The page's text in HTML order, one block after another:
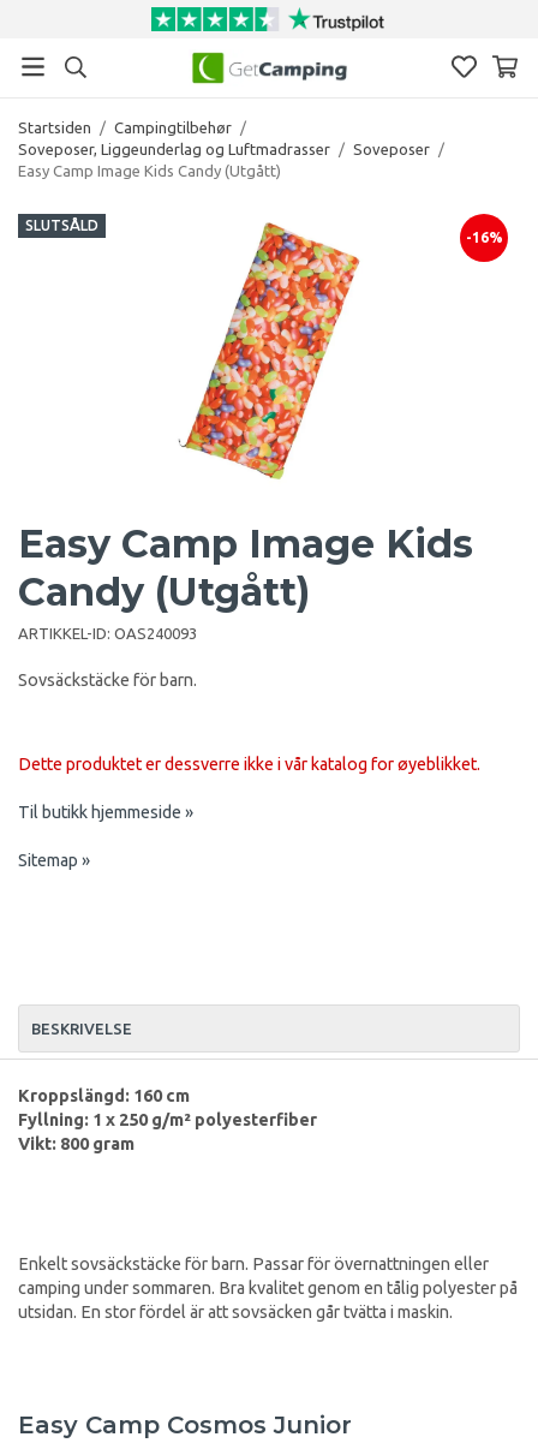
Startsiden / Campingtilbehør /
Soveposer, Liggeunderlag og Luftmadrasser / Soveposer /
Easy Camp Image Kids Candy (Utgått)
SLUTSÅLD
-16%
Easy Camp Image Kids
Candy (Utgått)
ARTIKKEL-ID: OAS240093
Sovsäckstäcke för barn.
Dette produktet er dessverre ikke i vår katalog for øyeblikket.
Til butikk hjemmeside »
Sitemap »
BESKRIVELSE
Kroppslängd: 160 cm
Fyllning: 1 x 250 g/m² polyesterfiber
Vikt: 800 gram
Enkelt sovsäckstäcke för barn. Passar för övernattningen eller
camping under sommaren. Bra kvalitet genom en tålig polyester på
utsidan. En stor fördel är att sovsäcken går tvätta i maskin.
Easy Camp Cosmos Junior